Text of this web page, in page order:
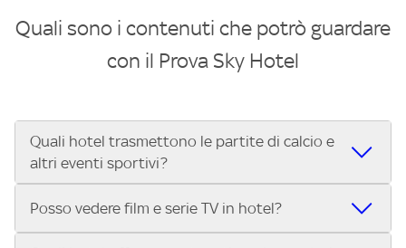
Quali sono i contenuti che potrò guardare
con il Prova Sky Hotel
Quali hotel trasmettono le partite di calcio e
altri eventi sportivi?
Se cerchi un hotel dove poter vedere le partite di Serie A,
Posso vedere film e serie TV in hotel?